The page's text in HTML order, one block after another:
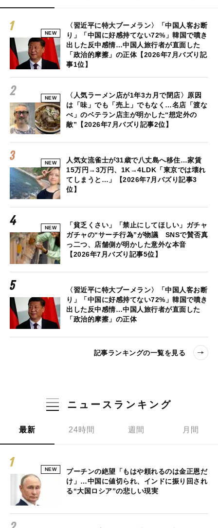
NEW
〈習近平に特大ブーメラン〉「中国人客お断
り」「中国に好感持てない72%」韓国で噴き
出した反中感情…中国人旅行者が直面した
「政治的摩擦」の正体【2026年7月バズり記
事1位】
NEW
〈人気ラーメン店が1年3カ月で閉店〉原因
は「味」でも「売上」でもなく…名店「渡な
べ」のベテラン店主が明かした“想定外の
敵”【2026年7月バズり記事2位】
NEW
人気女流雀士が31歳で八丈島へ移住…家賃
15万円→3万円、1K→4LDK「東京では壊れ
てしまうと…」【2026年7月バズり記事3
位】
NEW
「貧乏くさい」「禁止にしてほしい」ガチャ
ガチャの“サーチ行為”が物議 SNSで賛否真
っ二つ、店舗側が明かした意外な本音
【2026年7月バズり記事5位】
〈習近平に特大ブーメラン〉「中国人客お断
り」「中国に好感持てない72%」韓国で噴き
出した反中感情…中国人旅行者が直面した
「政治的摩擦」の正体
記事ランキングの一覧を見る
ニュースランキング
最新 24時間 週間 月間
NEW
プーチンの絶望「もはや頼れるのは金正恩だ
け」…中国に値切られ、インドに振り回され
る“大国ロシア”の悲しい現実